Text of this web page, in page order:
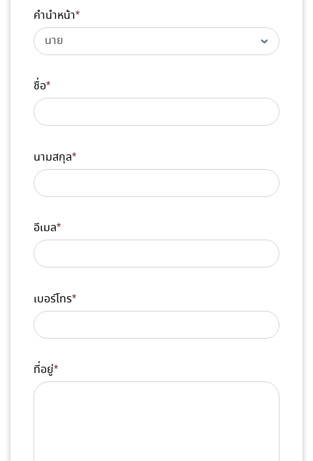
คำนำหน้า*
ชื่อ*
นามสกุล*
อีเมล*
เบอร์โทร*
ที่อยู่*